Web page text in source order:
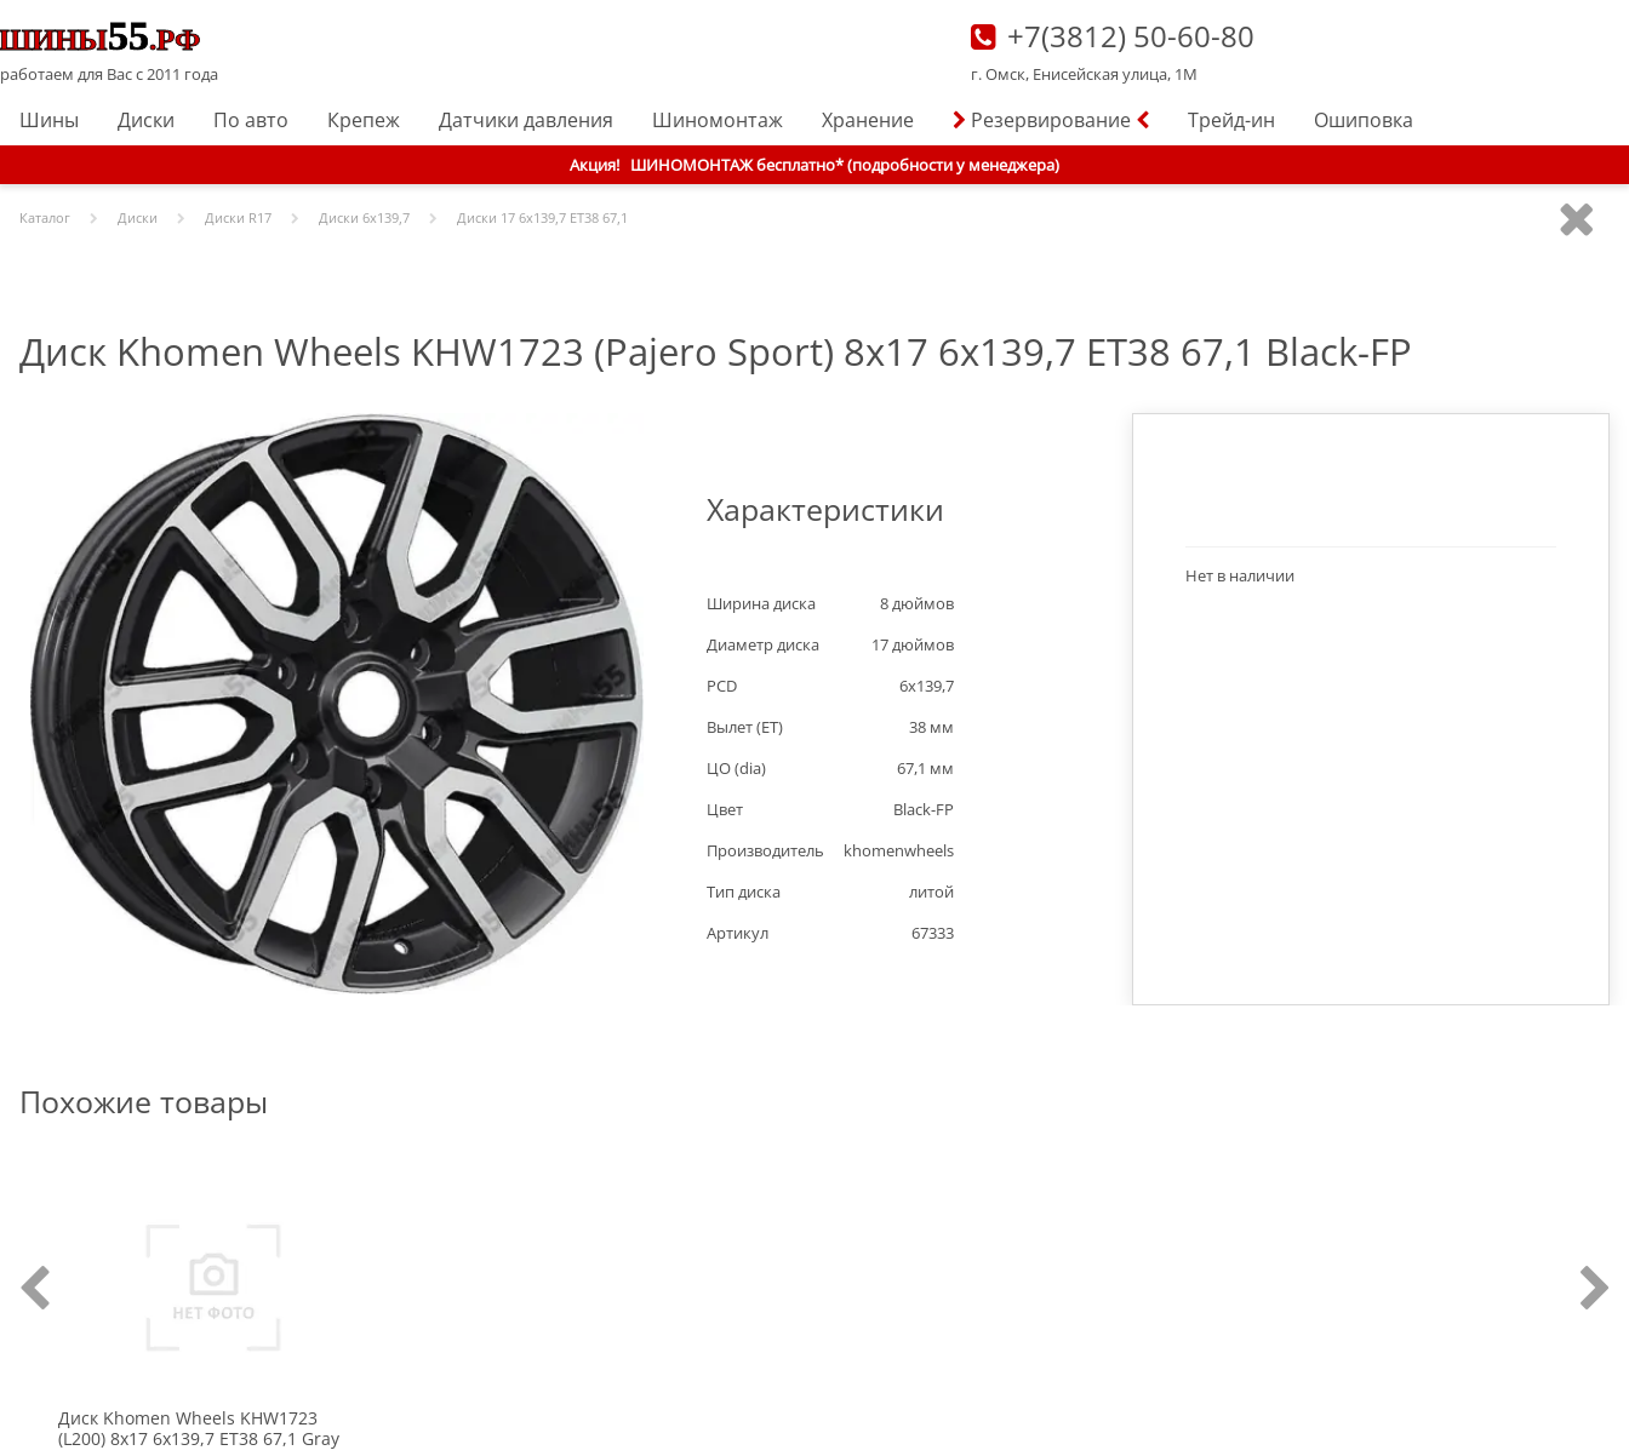
работаем для Вас с 2011 года
+7(3812) 50-60-80
г. Омск, Енисейская улица, 1М
Шины Диски По авто Крепеж Датчики давления Шиномонтаж Хранение Резервирование Трейд-ин Ошиповка
Акция! ШИНОМОНТАЖ бесплатно* (подробности у менеджера)
Каталог Диски Диски R17 Диски 6x139,7 Диски 17 6x139,7 ET38 67,1
Диск Khomen Wheels KHW1723 (Pajero Sport) 8x17 6x139,7 ET38 67,1 Black-FP
Характеристики
Ширина диска 8дюймов
Диаметр диска
17дюймов
PCD
6x139,7
Вылет (ET)
38 мм
ЦО (dia)
67,1 мм
Цвет
Black-FP
Производитель
khomenwheels
Тип диска
литой
Артикул
67333
Нет в наличии
Похожие товары
Диск Khomen Wheels KHW1723
(L200) 8x17 6x139,7 ET38 67,1 Gray